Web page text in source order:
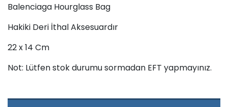
Balenciaga Hourglass Bag
Hakiki Deri İthal Aksesuardır
22 x 14 Cm
Not: Lütfen stok durumu sormadan EFT yapmayınız.